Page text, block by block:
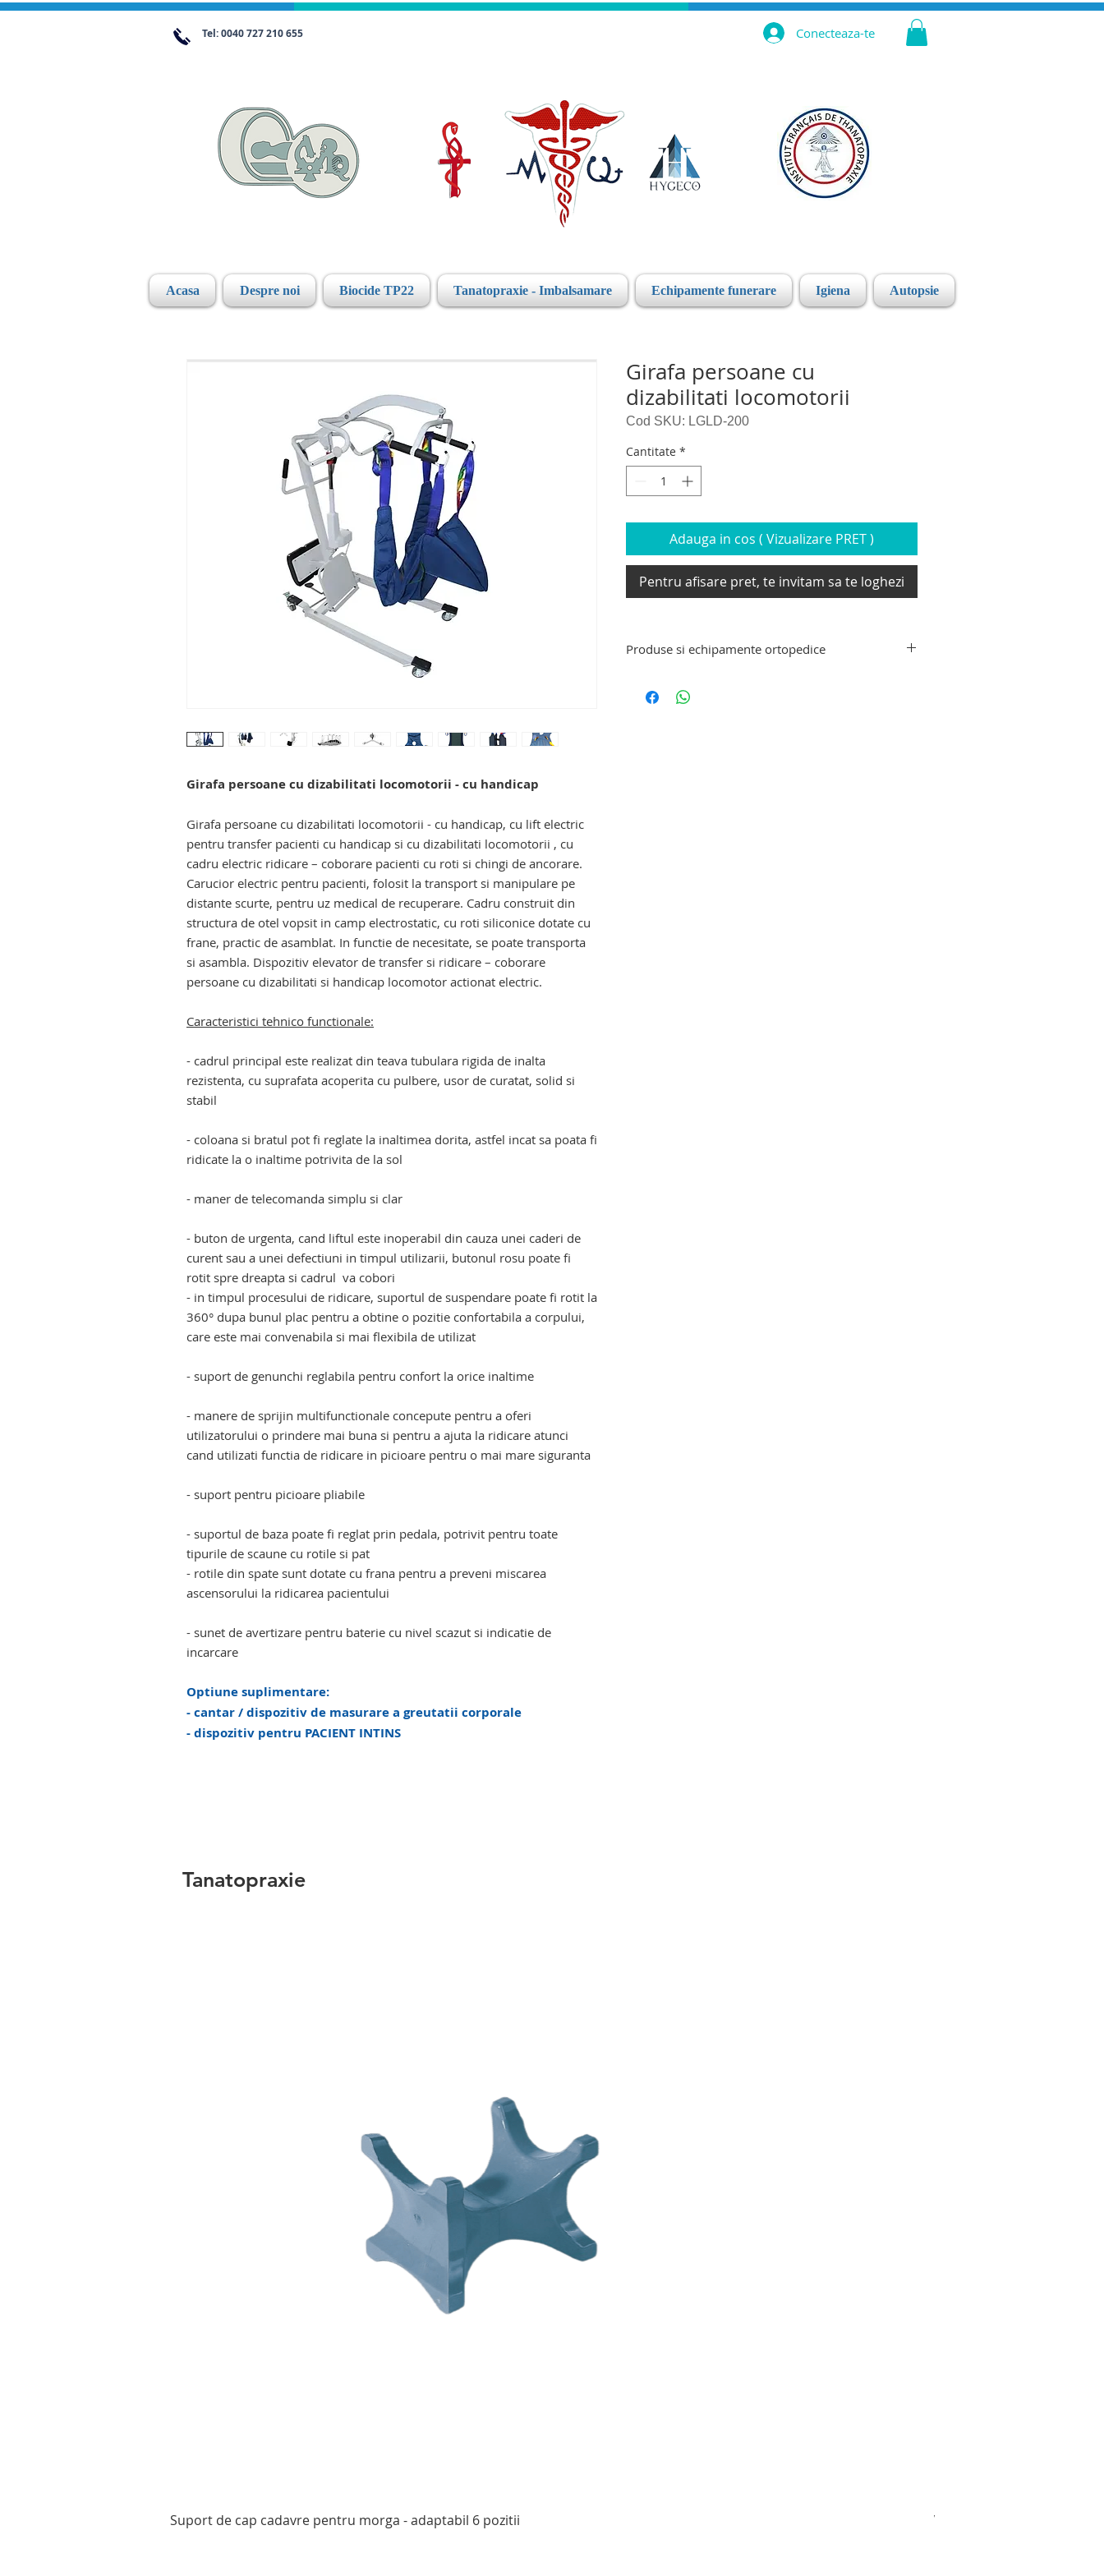
Tel: 0040 727 210 655 Conecteaza-te
Acasa Despre noi Biocide TP22 Tanatopraxie - Imbalsamare Echipamente funerare Igiena Autopsie
Girafa persoane cu dizabilitati locomotorii - cu handicap
Girafa persoane cu dizabilitati locomotorii - cu handicap, cu lift electric
pentru transfer pacienti cu handicap si cu dizabilitati locomotorii , cu
cadru electric ridicare – coborare pacienti cu roti si chingi de ancorare.
Carucior electric pentru pacienti, folosit la transport si manipulare pe
distante scurte, pentru uz medical de recuperare. Cadru construit din
structura de otel vopsit in camp electrostatic, cu roti siliconice dotate cu
frane, practic de asamblat. In functie de necesitate, se poate transporta
si asambla. Dispozitiv elevator de transfer si ridicare – coborare
persoane cu dizabilitati si handicap locomotor actionat electric.
Caracteristici tehnico functionale:
- cadrul principal este realizat din teava tubulara rigida de inalta
rezistenta, cu suprafata acoperita cu pulbere, usor de curatat, solid si
stabil
- coloana si bratul pot fi reglate la inaltimea dorita, astfel incat sa poata fi
ridicate la o inaltime potrivita de la sol
- maner de telecomanda simplu si clar
- buton de urgenta, cand liftul este inoperabil din cauza unei caderi de
curent sau a unei defectiuni in timpul utilizarii, butonul rosu poate fi
rotit spre dreapta si cadrul va cobori
- in timpul procesului de ridicare, suportul de suspendare poate fi rotit la
360° dupa bunul plac pentru a obtine o pozitie confortabila a corpului,
care este mai convenabila si mai flexibila de utilizat
- suport de genunchi reglabila pentru confort la orice inaltime
- manere de sprijin multifunctionale concepute pentru a oferi
utilizatorului o prindere mai buna si pentru a ajuta la ridicare atunci
cand utilizati functia de ridicare in picioare pentru o mai mare siguranta
- suport pentru picioare pliabile
- suportul de baza poate fi reglat prin pedala, potrivit pentru toate
tipurile de scaune cu rotile si pat
- rotile din spate sunt dotate cu frana pentru a preveni miscarea
ascensorului la ridicarea pacientului
- sunet de avertizare pentru baterie cu nivel scazut si indicatie de
incarcare
Optiune suplimentare:
- cantar / dispozitiv de masurare a greutatii corporale
- dispozitiv pentru PACIENT INTINS
Girafa persoane cu
dizabilitati locomotorii
Cod SKU: LGLD-200
Cantitate *
Adauga in cos ( Vizualizare PRET )
Pentru afisare pret, te invitam sa te loghezi
Produse si echipamente ortopedice
scaun cu rotile pentru persoane imobilizate si cu
Tanatopraxie
Afișare rapidă
Suport de cap cadavre pentru morga - adaptabil 6 pozitii Valiza de transport